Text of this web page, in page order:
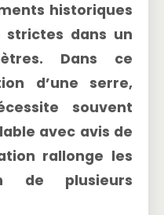
historiques
strictes dans un
Dans ce
d’une serre,
souvent
avec avis de
rallonge les
de plusieurs